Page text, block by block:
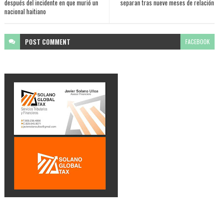
separan tras nueve meses de relación
después del incidente en que murió un
nacional haitiano
POST COMMENT FACEBOOK